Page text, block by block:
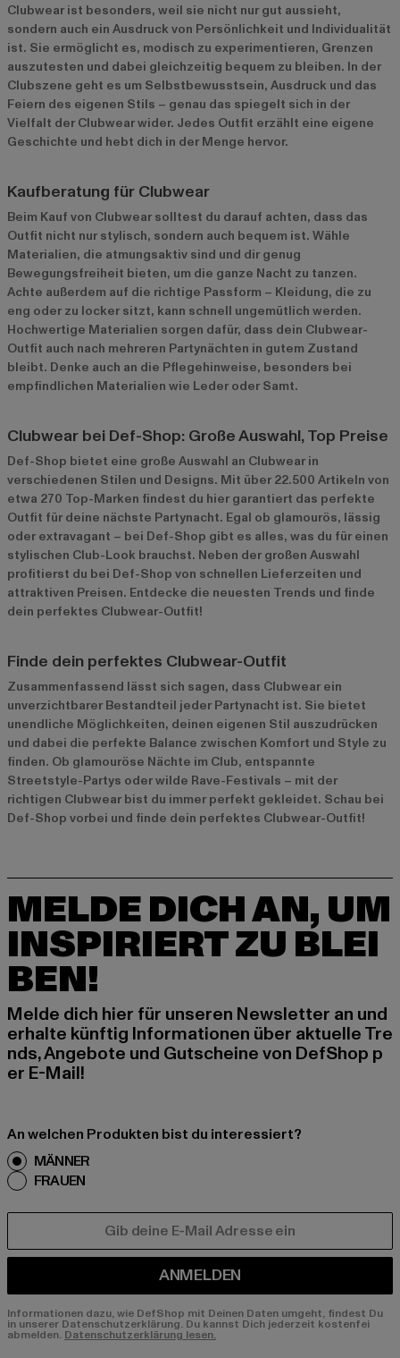
Clubwear ist besonders, weil sie nicht nur gut aussieht,
sondern auch ein Ausdruck von Persönlichkeit und Individualität
ist. Sie ermöglicht es, modisch zu experimentieren, Grenzen
auszutesten und dabei gleichzeitig bequem zu bleiben. In der
Clubszene geht es um Selbstbewusstsein, Ausdruck und das
Feiern des eigenen Stils – genau das spiegelt sich in der
Vielfalt der Clubwear wider. Jedes Outfit erzählt eine eigene
Geschichte und hebt dich in der Menge hervor.
Kaufberatung für Clubwear
Beim Kauf von Clubwear solltest du darauf achten, dass das
Outfit nicht nur stylisch, sondern auch bequem ist. Wähle
Materialien, die atmungsaktiv sind und dir genug
Bewegungsfreiheit bieten, um die ganze Nacht zu tanzen.
Achte außerdem auf die richtige Passform – Kleidung, die zu
eng oder zu locker sitzt, kann schnell ungemütlich werden.
Hochwertige Materialien sorgen dafür, dass dein Clubwear-
Outfit auch nach mehreren Partynächten in gutem Zustand
bleibt. Denke auch an die Pflegehinweise, besonders bei
empfindlichen Materialien wie Leder oder Samt.
Clubwear bei Def-Shop: Große Auswahl, Top Preise
Def-Shop bietet eine große Auswahl an Clubwear in
verschiedenen Stilen und Designs. Mit über 22.500 Artikeln von
etwa 270 Top-Marken findest du hier garantiert das perfekte
Outfit für deine nächste Partynacht. Egal ob glamourös, lässig
oder extravagant – bei Def-Shop gibt es alles, was du für einen
stylischen Club-Look brauchst. Neben der großen Auswahl
profitierst du bei Def-Shop von schnellen Lieferzeiten und
attraktiven Preisen. Entdecke die neuesten Trends und finde
dein perfektes Clubwear-Outfit!
Finde dein perfektes Clubwear-Outfit
Zusammenfassend lässt sich sagen, dass Clubwear ein
unverzichtbarer Bestandteil jeder Partynacht ist. Sie bietet
unendliche Möglichkeiten, deinen eigenen Stil auszudrücken
und dabei die perfekte Balance zwischen Komfort und Style zu
finden. Ob glamouröse Nächte im Club, entspannte
Streetstyle-Partys oder wilde Rave-Festivals – mit der
richtigen Clubwear bist du immer perfekt gekleidet. Schau bei
Def-Shop vorbei und finde dein perfektes Clubwear-Outfit!
MELDE DICH AN, UM
INSPIRIERT ZU BLEI
BEN!
Melde dich hier für unseren Newsletter an und
erhalte künftig Informationen über aktuelle Tre
nds, Angebote und Gutscheine von DefShop p
er E-Mail!
An welchen Produkten bist du interessiert?
MÄNNER
FRAUEN
ANMELDEN
Informationen dazu, wie DefShop mit Deinen Daten umgeht, findest Du
in unserer Datenschutzerklärung. Du kannst Dich jederzeit kostenfei
abmelden. Datenschutzerklärung lesen.